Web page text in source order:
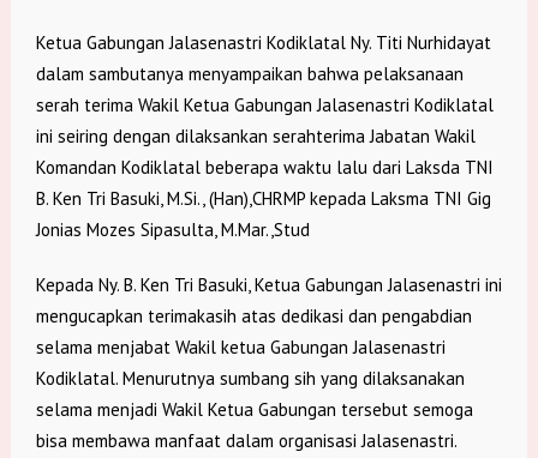
Ketua Gabungan Jalasenastri Kodiklatal Ny. Titi Nurhidayat
dalam sambutanya menyampaikan bahwa pelaksanaan
serah terima Wakil Ketua Gabungan Jalasenastri Kodiklatal
ini seiring dengan dilaksankan serahterima Jabatan Wakil
Komandan Kodiklatal beberapa waktu lalu dari Laksda TNI
B. Ken Tri Basuki, M.Si., (Han),CHRMP kepada Laksma TNI Gig
Jonias Mozes Sipasulta, M.Mar.,Stud
Kepada Ny. B. Ken Tri Basuki, Ketua Gabungan Jalasenastri ini
mengucapkan terimakasih atas dedikasi dan pengabdian
selama menjabat Wakil ketua Gabungan Jalasenastri
Kodiklatal. Menurutnya sumbang sih yang dilaksanakan
selama menjadi Wakil Ketua Gabungan tersebut semoga
bisa membawa manfaat dalam organisasi Jalasenastri.